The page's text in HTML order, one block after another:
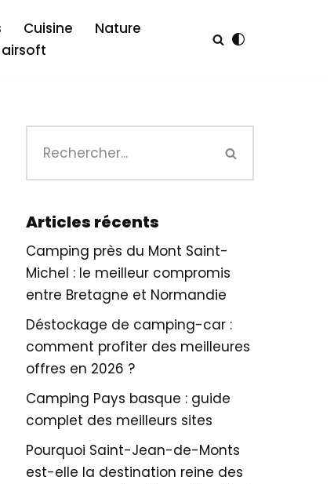
Cuisine
Nature
Articles récents
Camping près du Mont Saint-
Michel : le meilleur compromis
entre Bretagne et Normandie
Déstockage de camping-car :
comment profiter des meilleures
offres en 2026 ?
Camping Pays basque : guide
complet des meilleurs sites
Pourquoi Saint-Jean-de-Monts
est-elle la destination reine des